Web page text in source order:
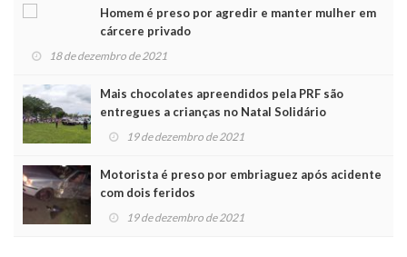
Homem é preso por agredir e manter mulher em
cárcere privado
18 de dezembro de 2021
Mais chocolates apreendidos pela PRF são
entregues a crianças no Natal Solidário
19 de dezembro de 2021
Motorista é preso por embriaguez após acidente
com dois feridos
19 de dezembro de 2021